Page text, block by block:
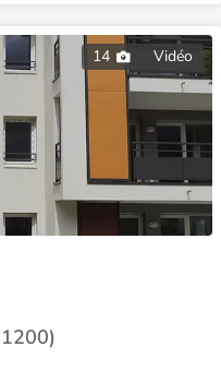
14 Vidéo